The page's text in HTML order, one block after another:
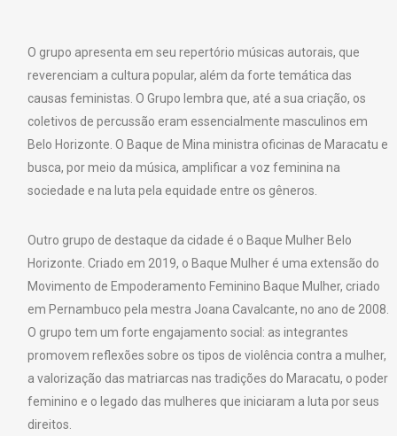
O grupo apresenta em seu repertório músicas autorais, que
reverenciam a cultura popular, além da forte temática das
causas feministas. O Grupo lembra que, até a sua criação, os
coletivos de percussão eram essencialmente masculinos em
Belo Horizonte. O Baque de Mina ministra oficinas de Maracatu e
busca, por meio da música, amplificar a voz feminina na
sociedade e na luta pela equidade entre os gêneros.
Outro grupo de destaque da cidade é o Baque Mulher Belo
Horizonte. Criado em 2019, o Baque Mulher é uma extensão do
Movimento de Empoderamento Feminino Baque Mulher, criado
em Pernambuco pela mestra Joana Cavalcante, no ano de 2008.
O grupo tem um forte engajamento social: as integrantes
promovem reflexões sobre os tipos de violência contra a mulher,
a valorização das matriarcas nas tradições do Maracatu, o poder
feminino e o legado das mulheres que iniciaram a luta por seus
direitos.